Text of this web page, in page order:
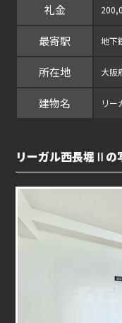
礼金
最寄駅 地下
所在地 大阪
建物名 リー
リーガル西長堀Ⅱの